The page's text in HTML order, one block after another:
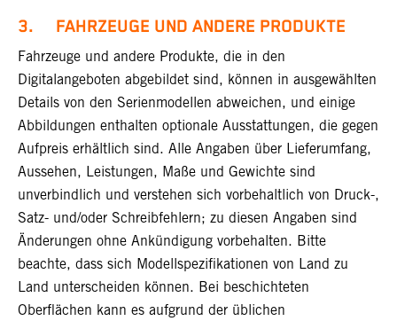
3. FAHRZEUGE UND ANDERE PRODUKTE
Fahrzeuge und andere Produkte, die in den
Digitalangeboten abgebildet sind, können in ausgewählten
Details von den Serienmodellen abweichen, und einige
Abbildungen enthalten optionale Ausstattungen, die gegen
Aufpreis erhältlich sind. Alle Angaben über Lieferumfang,
Aussehen, Leistungen, Maße und Gewichte sind
unverbindlich und verstehen sich vorbehaltlich von Druck-,
Satz- und/oder Schreibfehlern; zu diesen Angaben sind
Änderungen ohne Ankündigung vorbehalten. Bitte
beachte, dass sich Modellspezifikationen von Land zu
Land unterscheiden können. Bei beschichteten
Oberflächen kann es aufgrund der üblichen